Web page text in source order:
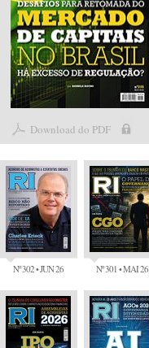
Download do PDF
Nº 302 • JUN 26 Nº 301 • MAI 26